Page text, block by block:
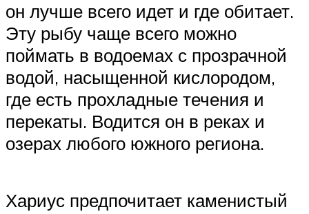
он лучше всего идет и где обитает.
Эту рыбу чаще всего можно
поймать в водоемах с прозрачной
водой, насыщенной кислородом,
где есть прохладные течения и
перекаты. Водится он в реках и
озерах любого южного региона.
Хариус предпочитает каменистый